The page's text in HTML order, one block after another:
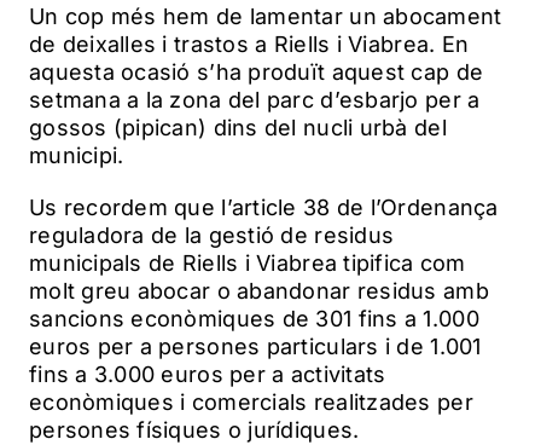
Un cop més hem de lamentar un abocament
de deixalles i trastos a Riells i Viabrea. En
aquesta ocasió s’ha produït aquest cap de
setmana a la zona del parc d’esbarjo per a
gossos (pipican) dins del nucli urbà del
municipi.
Us recordem que l’article 38 de l’Ordenança
reguladora de la gestió de residus
municipals de Riells i Viabrea tipifica com
molt greu abocar o abandonar residus amb
sancions econòmiques de 301 fins a 1.000
euros per a persones particulars i de 1.001
fins a 3.000 euros per a activitats
econòmiques i comercials realitzades per
persones físiques o jurídiques.